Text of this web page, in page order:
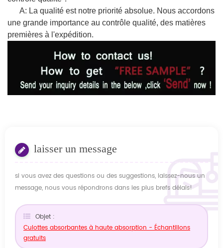
A: La qualité est notre priorité absolue. Nous accordons
une grande importance au contrôle qualité, des matières
premières à l'expédition.
laisser un message
si vous avez des questions ou des suggestions, laissez-nous un
message, nous vous répondrons dans les plus brefs délais!
Objet :
Culottes absorbantes à haute absorption - Échantillons
gratuits